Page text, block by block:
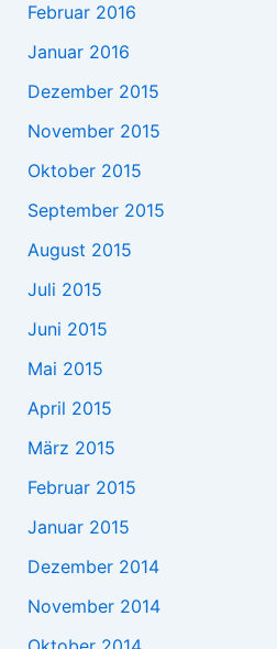
Februar 2016
Januar 2016
Dezember 2015
November 2015
Oktober 2015
September 2015
August 2015
Juli 2015
Juni 2015
Mai 2015
April 2015
März 2015
Februar 2015
Januar 2015
Dezember 2014
November 2014